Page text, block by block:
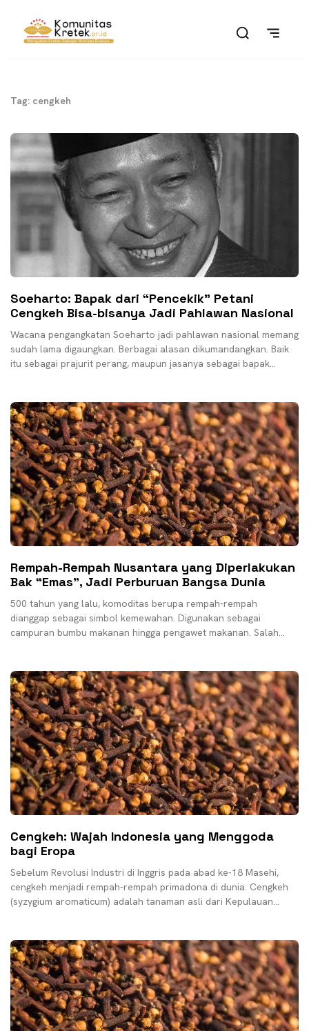
Tag: cengkeh
Soeharto: Bapak dari “Pencekik” Petani
Cengkeh Bisa-bisanya Jadi Pahlawan Nasional
Wacana pengangkatan Soeharto jadi pahlawan nasional memang
sudah lama digaungkan. Berbagai alasan dikumandangkan. Baik
itu sebagai prajurit perang, maupun jasanya sebagai bapak
Rempah-Rempah Nusantara yang Diperlakukan
Bak “Emas”, Jadi Perburuan Bangsa Dunia
500 tahun yang lalu, komoditas berupa rempah-rempah
dianggap sebagai simbol kemewahan. Digunakan sebagai
campuran bumbu makanan hingga pengawet makanan. Salah
Cengkeh: Wajah Indonesia yang Menggoda
bagi Eropa
Sebelum Revolusi Industri di Inggris pada abad ke-18 Masehi,
cengkeh menjadi rempah-rempah primadona di dunia. Cengkeh
(syzygium aromaticum) adalah tanaman asli dari Kepulauan